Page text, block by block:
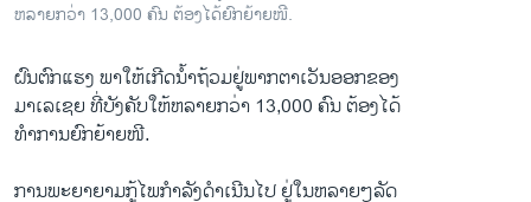
ວີດີໂອ
ລາຍການກະຈາຍສຽງ
ລາຍງານ
ຕິດຕາມພວກເຮົາ ທີ່
ຫລາຍ​ກວ່າ 13,000 ຄົນ ​ຕ້ອງ​ໄດ້​ຍົກ​ຍ້າຍໜີ.
ຝົນ​ຕົກແຮງ ​ພາ​ໃຫ້​ເກີດ​ນໍ້າຖ້ວມຢູ່​ພາກ​ຕາ​ເວັນ​ອອກ​ຂອງ
ມາ​ເລ​ເຊຍ ທີ່ບັງ​ຄັບ​ໃຫ້ຫລາຍ​ກວ່າ 13,000 ຄົນ ​ຕ້ອງ​ໄດ້
ທໍາ​ການ​ຍົກ​ຍ້າຍໜີ.
ການ​ພະຍາຍາມ​ກູ້​ໄພ​ກໍາລັງ​ດໍ​າ​ເນີນ​ໄປ ຢູ່ໃນ​ຫລາຍໆ​ລັດ